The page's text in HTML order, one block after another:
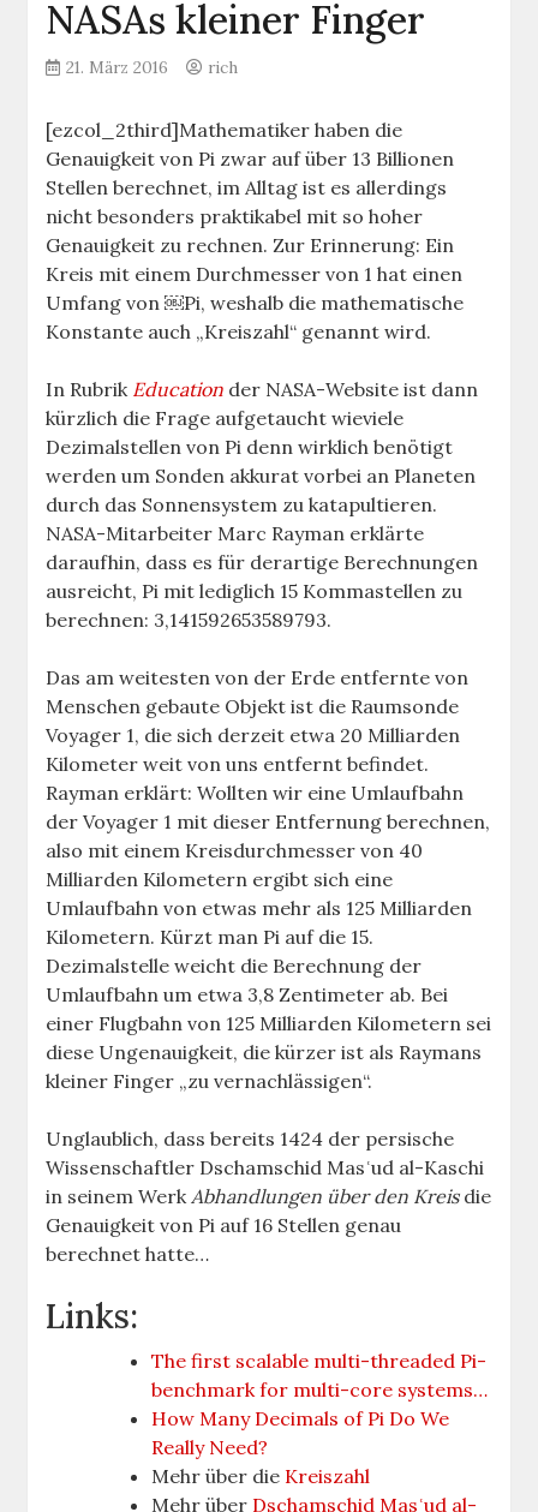
NASAs kleiner Finger
21. März 2016 rich
[ezcol_2third]Mathematiker haben die
Genauigkeit von Pi zwar auf über 13 Billionen
Stellen berechnet, im Alltag ist es allerdings
nicht besonders praktikabel mit so hoher
Genauigkeit zu rechnen. Zur Erinnerung: Ein
Kreis mit einem Durchmesser von 1 hat einen
Umfang von ￼Pi, weshalb die mathematische
Konstante auch „Kreiszahl“ genannt wird.
In Rubrik Education der NASA-Website ist dann
kürzlich die Frage aufgetaucht wieviele
Dezimalstellen von Pi denn wirklich benötigt
werden um Sonden akkurat vorbei an Planeten
durch das Sonnensystem zu katapultieren.
NASA-Mitarbeiter Marc Rayman erklärte
daraufhin, dass es für derartige Berechnungen
ausreicht, Pi mit lediglich 15 Kommastellen zu
berechnen: 3,141592653589793.
Das am weitesten von der Erde entfernte von
Menschen gebaute Objekt ist die Raumsonde
Voyager 1, die sich derzeit etwa 20 Milliarden
Kilometer weit von uns entfernt befindet.
Rayman erklärt: Wollten wir eine Umlaufbahn
der Voyager 1 mit dieser Entfernung berechnen,
also mit einem Kreisdurchmesser von 40
Milliarden Kilometern ergibt sich eine
Umlaufbahn von etwas mehr als 125 Milliarden
Kilometern. Kürzt man Pi auf die 15.
Dezimalstelle weicht die Berechnung der
Umlaufbahn um etwa 3,8 Zentimeter ab. Bei
einer Flugbahn von 125 Milliarden Kilometern sei
diese Ungenauigkeit, die kürzer ist als Raymans
kleiner Finger „zu vernachlässigen“.
Unglaublich, dass bereits 1424 der persische
Wissenschaftler Dschamschid Masʿud al-Kaschi
in seinem WerkAbhandlungen über den Kreisdie
Genauigkeit von Pi auf 16 Stellen genau
berechnet hatte…
Links:
The first scalable multi-threaded Pi-
benchmark for multi-core systems…
How Many Decimals of Pi Do We
Really Need?
Mehr über die Kreiszahl
Mehr über Dschamschid Masʿud al-